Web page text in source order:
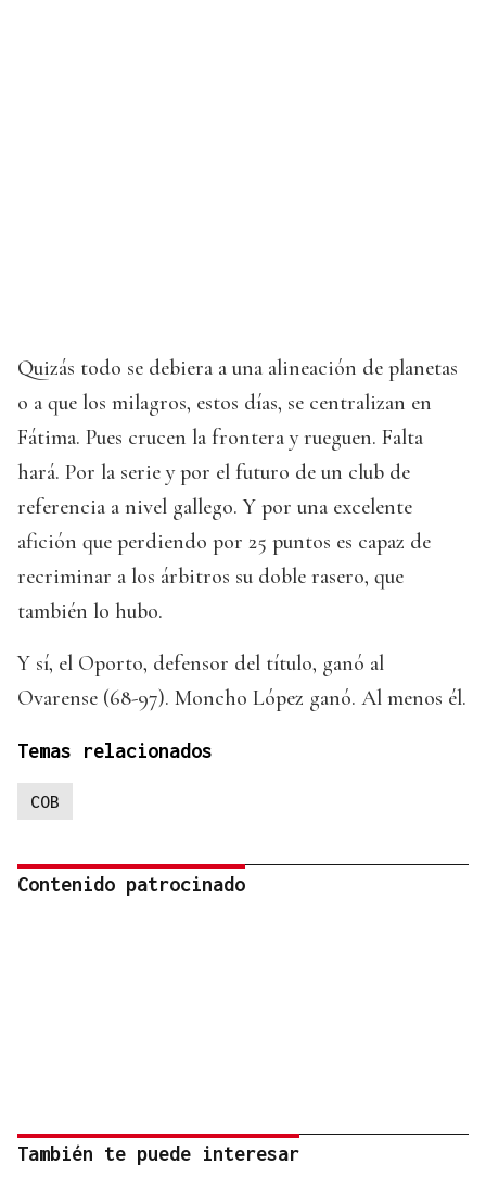
Quizás todo se debiera a una alineación de planetas
o a que los milagros, estos días, se centralizan en
Fátima. Pues crucen la frontera y rueguen. Falta
hará. Por la serie y por el futuro de un club de
referencia a nivel gallego. Y por una excelente
afición que perdiendo por 25 puntos es capaz de
recriminar a los árbitros su doble rasero, que
también lo hubo.
Y sí, el Oporto, defensor del título, ganó al
Ovarense (68-97). Moncho López ganó. Al menos él.
Temas relacionados
COB
Contenido patrocinado
También te puede interesar